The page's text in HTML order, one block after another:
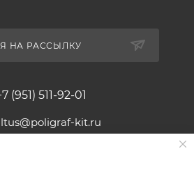
НА РАССЫЛКУ
(951) 511-92-01
kit.ru
склад ТЦ "Альтус"